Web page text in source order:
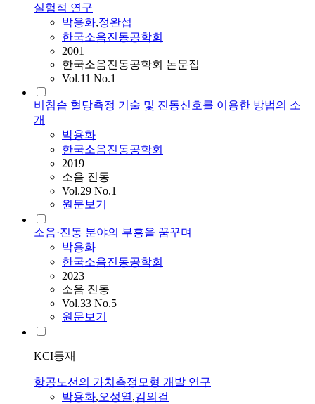
실험적 연구
박용화,정완섭
한국소음진동공학회
2001
한국소음진동공학회 논문집
Vol.11 No.1
비침습 혈당측정 기술 및 진동신호를 이용한 방법의 소
개
박용화
한국소음진동공학회
2019
소음 진동
Vol.29 No.1
원문보기
소음·진동 분야의 부흥을 꿈꾸며
박용화
한국소음진동공학회
2023
소음 진동
Vol.33 No.5
원문보기
KCI등재
항공노선의 가치측정모형 개발 연구
박용화,오성열,김의걸